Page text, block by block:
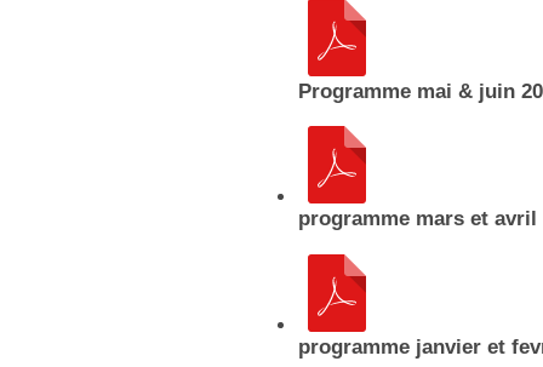
Programme mai & juin
programme mars et avril
programme janvier et